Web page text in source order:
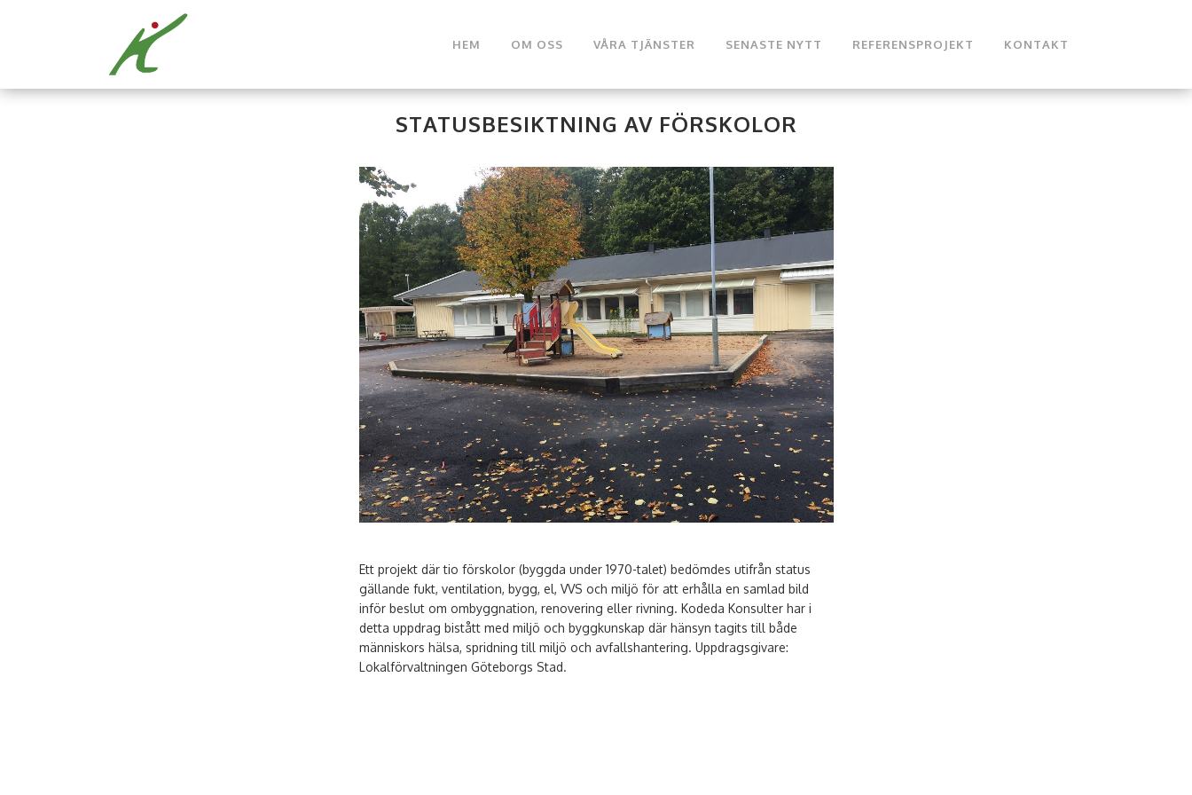
HEM OM OSS VÅRA TJÄNSTER SENASTE NYTT REFERENSPROJEKT KONTAKT
STATUSBESIKTNING AV FÖRSKOLOR
Ett projekt där tio förskolor (byggda under 1970-talet) bedömdes utifrån status
gällande fukt, ventilation, bygg, el, VVS och miljö för att erhålla en samlad bild
inför beslut om ombyggnation, renovering eller rivning. Kodeda Konsulter har i
detta uppdrag bistått med miljö och byggkunskap där hänsyn tagits till både
människors hälsa, spridning till miljö och avfallshantering. Uppdragsgivare:
Lokalförvaltningen Göteborgs Stad.